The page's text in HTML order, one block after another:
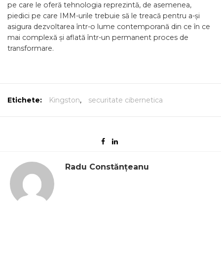
pe care le oferă tehnologia reprezintă, de asemenea,
piedici pe care IMM-urile trebuie să le treacă pentru a-și
asigura dezvoltarea într-o lume contemporană din ce în ce
mai complexă și aflată într-un permanent proces de
transformare.
Etichete: Kingston, securitate cibernetica
Radu Constănțeanu